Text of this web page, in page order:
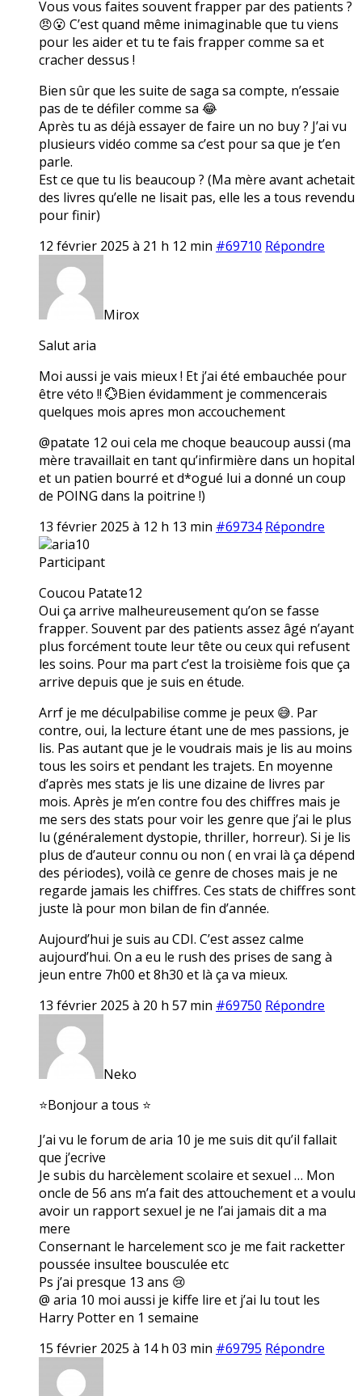
Vous vous faites souvent frapper par des patients ?
😠😮 C’est quand même inimaginable que tu viens
pour les aider et tu te fais frapper comme sa et
cracher dessus !
Bien sûr que les suite de saga sa compte, n’essaie
pas de te défiler comme sa 😂
Après tu as déjà essayer de faire un no buy ? J’ai vu
plusieurs vidéo comme sa c’est pour sa que je t’en
parle.
Est ce que tu lis beaucoup ? (Ma mère avant achetait
des livres qu’elle ne lisait pas, elle les a tous revendu
pour finir)
12 février 2025 à 21 h 12 min #69710 Répondre
Mirox
Salut aria
Moi aussi je vais mieux ! Et j’ai été embauchée pour
être véto !! 💮Bien évidamment je commencerais
quelques mois apres mon accouchement
@patate 12 oui cela me choque beaucoup aussi (ma
mère travaillait en tant qu’infirmière dans un hopital
et un patien bourré et d*ogué lui a donné un coup
de POING dans la poitrine !)
13 février 2025 à 12 h 13 min #69734 Répondre
aria10
Participant
Coucou Patate12
Oui ça arrive malheureusement qu’on se fasse
frapper. Souvent par des patients assez âgé n’ayant
plus forcément toute leur tête ou ceux qui refusent
les soins. Pour ma part c’est la troisième fois que ça
arrive depuis que je suis en étude.
Arrf je me déculpabilise comme je peux 😅. Par
contre, oui, la lecture étant une de mes passions, je
lis. Pas autant que je le voudrais mais je lis au moins
tous les soirs et pendant les trajets. En moyenne
d’après mes stats je lis une dizaine de livres par
mois. Après je m’en contre fou des chiffres mais je
me sers des stats pour voir les genre que j’ai le plus
lu (généralement dystopie, thriller, horreur). Si je lis
plus de d’auteur connu ou non ( en vrai là ça dépend
des périodes), voilà ce genre de choses mais je ne
regarde jamais les chiffres. Ces stats de chiffres sont
juste là pour mon bilan de fin d’année.
Aujourd’hui je suis au CDI. C’est assez calme
aujourd’hui. On a eu le rush des prises de sang à
jeun entre 7h00 et 8h30 et là ça va mieux.
13 février 2025 à 20 h 57 min #69750 Répondre
Neko
⭐Bonjour a tous ⭐
J’ai vu le forum de aria 10 je me suis dit qu’il fallait
que j’ecrive
Je subis du harcèlement scolaire et sexuel … Mon
oncle de 56 ans m’a fait des attouchement et a voulu
avoir un rapport sexuel je ne l’ai jamais dit a ma
mere
Consernant le harcelement sco je me fait racketter
poussée insultee bousculée etc
Ps j’ai presque 13 ans 😢
@ aria 10 moi aussi je kiffe lire et j’ai lu tout les
Harry Potter en 1 semaine
15 février 2025 à 14 h 03 min #69795 Répondre